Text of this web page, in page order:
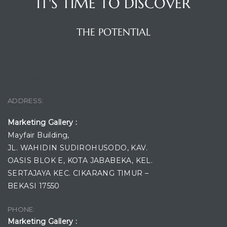
THE POTENTIAL
ADDRESS:
Marketing Gallery :
Mayfair Building,
JL. WAHIDIN SUDIROHUSODO, KAV.
OASIS BLOK E, KOTA JABABEKA, KEL.
SERTAJAYA KEC. CIKARANG TIMUR –
BEKASI 17550
PHONE:
Marketing Gallery :